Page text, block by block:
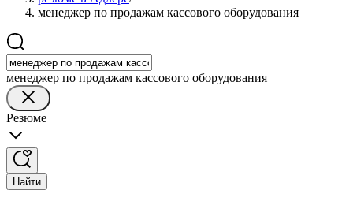
менеджер по продажам кассового оборудования
менеджер по продажам кассового оборудования
Резюме
Найти